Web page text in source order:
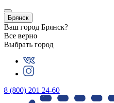
Брянск
Ваш город Брянск?
Все верно
Выбрать город
8 (800) 201 24-60